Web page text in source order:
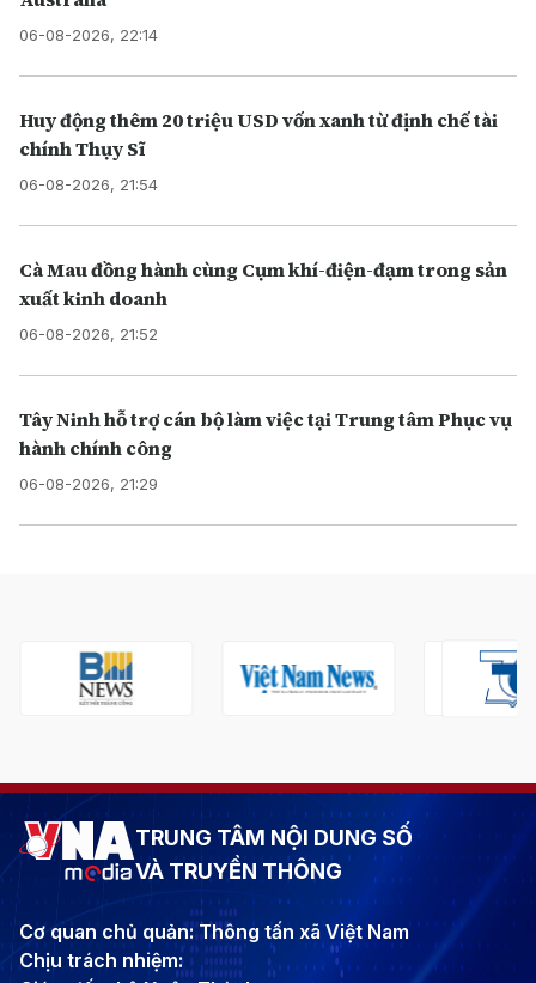
06-08-2026, 22:14
Huy động thêm 20 triệu USD vốn xanh từ định chế tài
chính Thụy Sĩ
06-08-2026, 21:54
Cà Mau đồng hành cùng Cụm khí-điện-đạm trong sản
xuất kinh doanh
06-08-2026, 21:52
Tây Ninh hỗ trợ cán bộ làm việc tại Trung tâm Phục vụ
hành chính công
06-08-2026, 21:29
TRUNG TÂM NỘI DUNG SỐ
VÀ TRUYỀN THÔNG
Cơ quan chủ quản: Thông tấn xã Việt Nam
Chịu trách nhiệm: